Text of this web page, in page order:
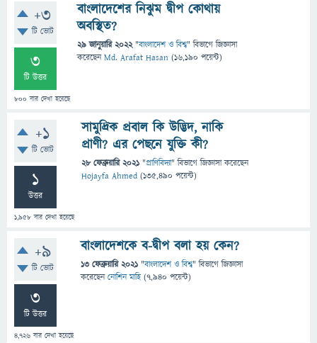
+3
টি ভোট
3
টি উত্তর
800 বার দেখা হয়েছে
বাংলাদেশের নিঝুম দ্বীপ কোথায়
অবস্থিত?
29 জানুয়ারি 2022 "বাংলাদেশ ও বিশ্ব" বিভাগে জিজ্ঞাসা
করেছেনMd. Arafat Hasan (16,190 পয়েন্ট)
+1
টি ভোট
1
উত্তর
1,958 বার দেখা হয়েছে
সামুদ্রিক প্রবাল কি উদ্ভিদ, নাকি
প্রাণী? এর পেছনে যুক্তি কী?
28 ফেব্রুয়ারি 2021 "প্রাণিবিদ্যা" বিভাগে জিজ্ঞাসাকরেছেন
Hojayfa Ahmed (135,490 পয়েন্ট)
+9
টি ভোট
3
টি উত্তর
4,726 বার দেখা হয়েছে
বাংলাদেশকে ব-দ্বীপ বলা হয় কেন?
13 ফেব্রুয়ারি 2021 "বাংলাদেশ ও বিশ্ব" বিভাগে জিজ্ঞাসা
করেছেননোশিন মাহি (7,940 পয়েন্ট)